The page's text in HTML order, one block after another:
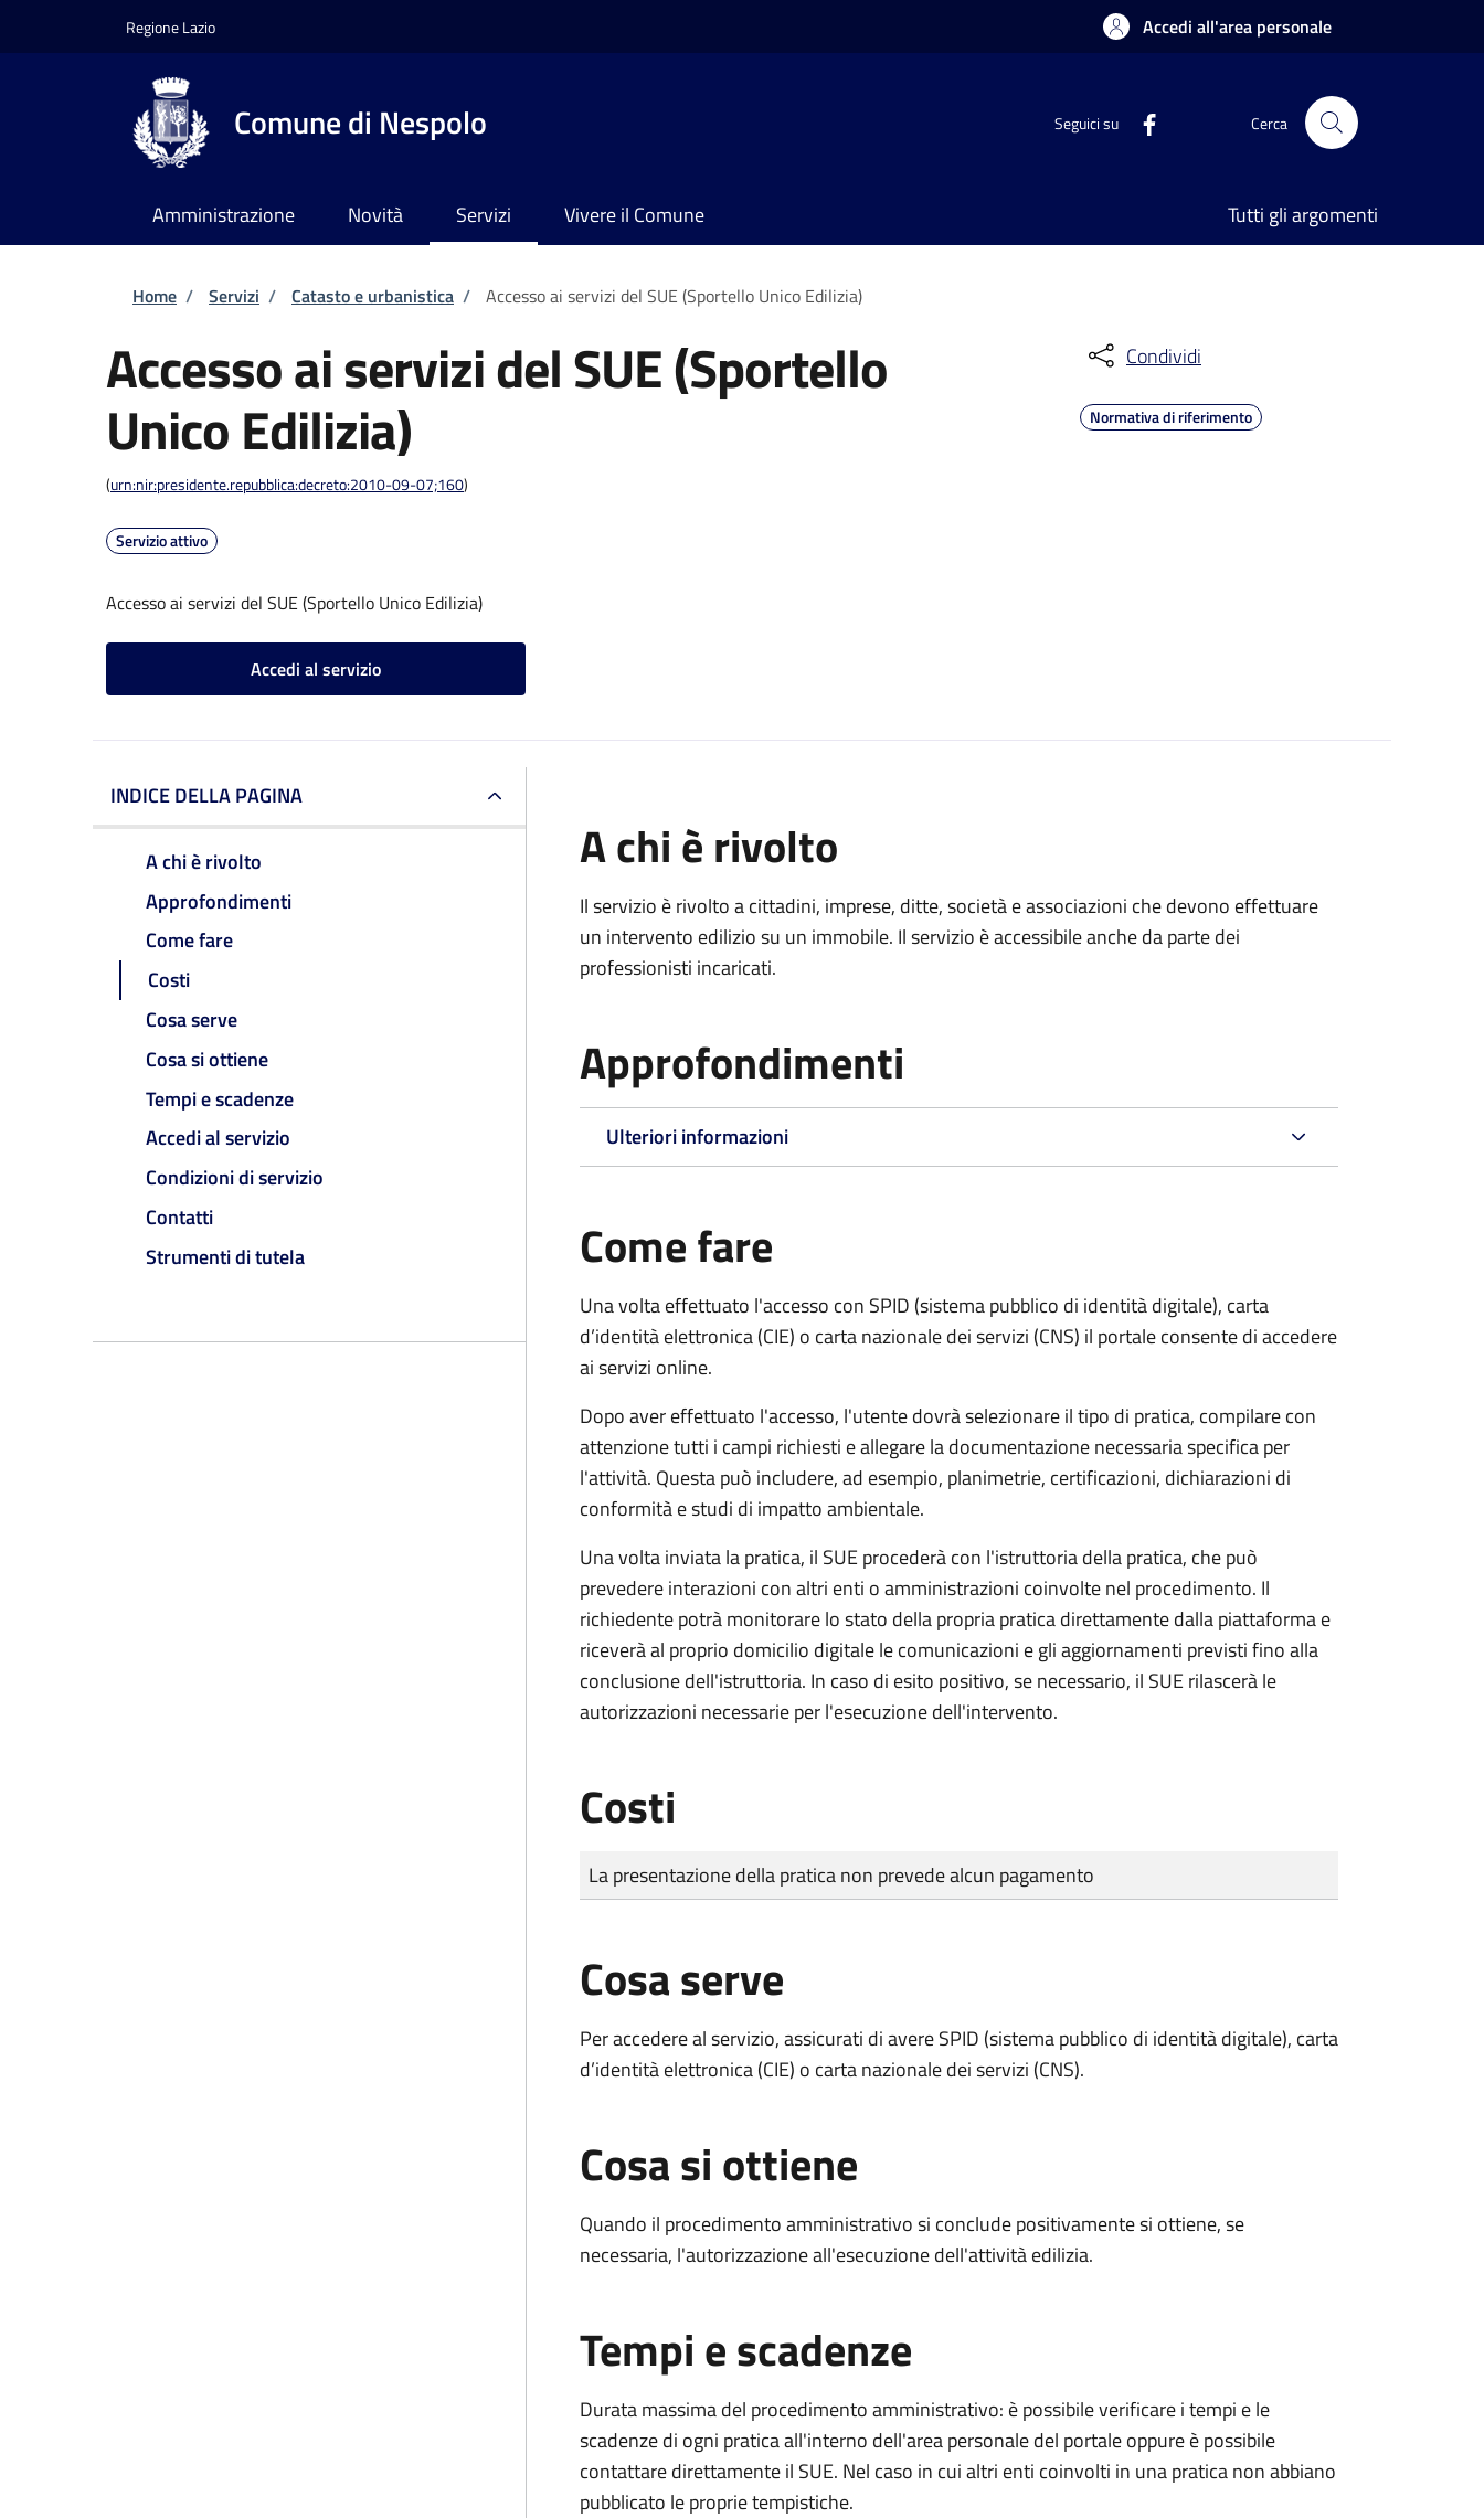
Regione Lazio Accedi all'area personale
Comune di Nespolo Seguici su Cerca
Amministrazione Novità Servizi Vivere il Comune Tutti gli argomenti
Briciole di pane
Home / Servizi / Catasto e urbanistica / Accesso ai servizi del SUE (Sportello Unico Edilizia)
Accesso ai servizi del SUE (Sportello
Unico Edilizia)
(urn:nir:presidente.repubblica:decreto:2010-09-07;160)
Servizio attivo
Accesso ai servizi del SUE (Sportello Unico Edilizia)
Accedi al servizio
Condividi
Normativa di riferimento
INDICE DELLA PAGINA
A chi è rivolto
Approfondimenti
Come fare
Costi
Cosa serve
Cosa si ottiene
Tempi e scadenze
Accedi al servizio
Condizioni di servizio
Contatti
Strumenti di tutela
A chi è rivolto
Il servizio è rivolto a cittadini, imprese, ditte, società e associazioni che devono effettuare
un intervento edilizio su un immobile. Il servizio è accessibile anche da parte dei
professionisti incaricati.
Approfondimenti
Ulteriori informazioni
Come fare
Una volta effettuato l'accesso con SPID (sistema pubblico di identità digitale), carta
d’identità elettronica (CIE) o carta nazionale dei servizi (CNS) il portale consente di accedere
ai servizi online.
Dopo aver effettuato l'accesso, l'utente dovrà selezionare il tipo di pratica, compilare con
attenzione tutti i campi richiesti e allegare la documentazione necessaria specifica per
l'attività. Questa può includere, ad esempio, planimetrie, certificazioni, dichiarazioni di
conformità e studi di impatto ambientale.
Una volta inviata la pratica, il SUE procederà con l'istruttoria della pratica, che può
prevedere interazioni con altri enti o amministrazioni coinvolte nel procedimento. Il
richiedente potrà monitorare lo stato della propria pratica direttamente dalla piattaforma e
riceverà al proprio domicilio digitale le comunicazioni e gli aggiornamenti previsti fino alla
conclusione dell'istruttoria. In caso di esito positivo, se necessario, il SUE rilascerà le
autorizzazioni necessarie per l'esecuzione dell'intervento.
Costi
Tipo di pagamento
Importo
La presentazione della pratica non prevede alcun pagamento
Cosa serve
Per accedere al servizio, assicurati di avere SPID (sistema pubblico di identità digitale), carta
d’identità elettronica (CIE) o carta nazionale dei servizi (CNS).
Cosa si ottiene
Quando il procedimento amministrativo si conclude positivamente si ottiene, se
necessaria, l'autorizzazione all'esecuzione dell'attività edilizia.
Tempi e scadenze
Durata massima del procedimento amministrativo: è possibile verificare i tempi e le
scadenze di ogni pratica all'interno dell'area personale del portale oppure è possibile
contattare direttamente il SUE. Nel caso in cui altri enti coinvolti in una pratica non abbiano
pubblicato le proprie tempistiche.